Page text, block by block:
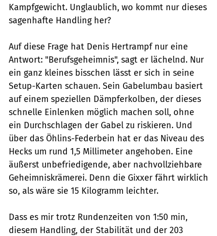
Kampfgewicht. Unglaublich, wo kommt nur dieses
sagenhafte Handling her?
Auf diese Frage hat Denis Hertrampf nur eine
Antwort: "Berufsgeheimnis", sagt er lächelnd. Nur
ein ganz kleines bisschen lässt er sich in seine
Setup-Karten schauen. Sein Gabelumbau basiert
auf einem speziellen Dämpferkolben, der dieses
schnelle Einlenken möglich machen soll, ohne
ein Durchschlagen der Gabel zu riskieren. Und
über das Öhlins-Federbein hat er das Niveau des
Hecks um rund 1,5 Millimeter angehoben. Eine
äußerst unbefriedigende, aber nachvollziehbare
Geheimniskrämerei. Denn die Gixxer fährt wirklich
so, als wäre sie 15 Kilogramm leichter.
Dass es mir trotz Rundenzeiten von 1:50 min,
diesem Handling, der Stabilität und der 203